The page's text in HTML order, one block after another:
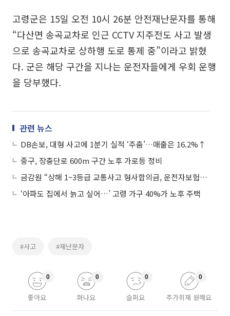
고령군은 15일 오전 10시 26분 안전재난문자를 통해
“다산면 송곡교차로 인근 CCTV 지주전도 사고 발생
으로 송곡교차로 상하행 도로 통제 중”이라고 밝혔
다. 군은 해당 구간을 지나는 운전자들에게 우회 운행
을 당부했다.
관련 뉴스
DB손보, 대형 사고에 1분기 실적 ‘주춤’…매출은 16.2%↑
중구, 장충단로 600m 구간 노후 가로등 정비
금감원 “상해 1~3등급 교통사고 형사합의금, 운전자보험서 지급해야”
‘아파도 집에서 늙고 싶어…’ 고령 가구 40%가 노후 주택
#사고 #재난문자
좋아요
0
화나요
0
슬퍼요
0
추가취재 원해요
0